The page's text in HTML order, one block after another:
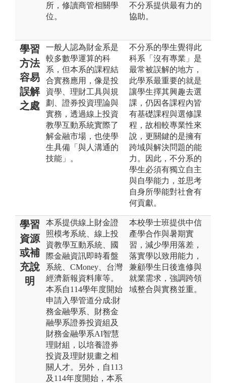
所，修讀商管相關學
位。
不分系提供最有力的
協助。
學習
方法
容易
誤解
之處
一般人認為財金系是
較多數學運算的科
系，但本系的課程結
合實務應用，像是投
資學、理財工具與規
劃、證券投資理論與
實務，透過線上投資
教學互動系統實際了
解金融市場，也使學
生具備「與人溝通的
技能」。
不分系的學生覺得此
科系「沒有專業」是
最常被誤解的地方，
此學系最重要的就是
讓學生擇其興趣去選
課，仍因各課程內皆
有基礎課程與選修課
程，故相較專業性來
說，更關鍵的是擁有
跨域與解決問題的能
力。因此，不分系的
學生必須有獨立自主
與自學能力，並思考
自身所學能對社會有
何貢獻。
學習
資源
或補
充說
明
本系提供線上財金證
照模考系統、線上投
資教學互動系統、國
際金融資訊即時看盤
系統、CMoney、台灣
經濟新報資料庫等。
本系自114學年度開始
申請入學管道分成:財
務金融學系、財務金
融學系證券投資組及
財務金融學系AI智慧
理財組，以培養證券
投資及理財規畫之相
關人才。另外，自113
及114年度開始，本系
本校學士班提供中信
產學合作與暑期實
習，減少學用落差，
落實學以致用能力，
兼顧學生日後進修與
就業需求，強調跨領
域整合與實務並重。